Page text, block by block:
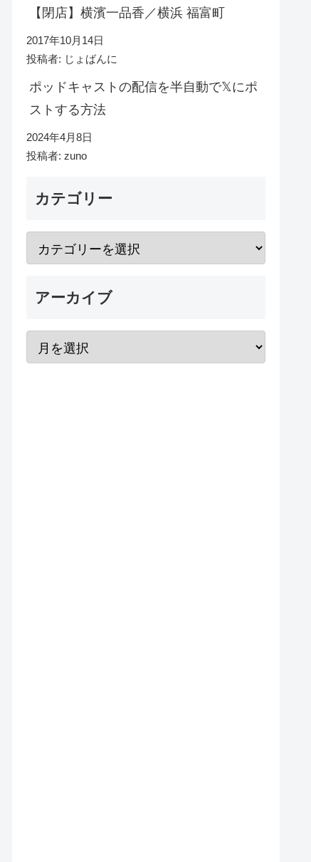
【閉店】横濱一品香／横浜 福富町
2017年10月14日
投稿者: じょばんに
ポッドキャストの配信を半自動で𝕏にポ
ストする方法
2024年4月8日
投稿者: zuno
カテゴリー
アーカイブ